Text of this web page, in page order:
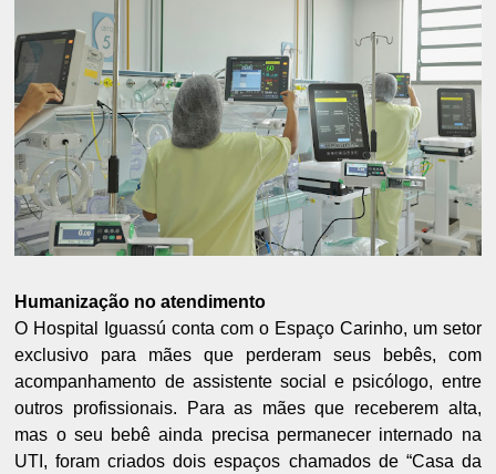
Humanização no atendimento
O Hospital Iguassú conta com o Espaço Carinho, um setor
exclusivo para mães que perderam seus bebês, com
acompanhamento de assistente social e psicólogo, entre
outros profissionais. Para as mães que receberem alta,
mas o seu bebê ainda precisa permanecer internado na
UTI, foram criados dois espaços chamados de “Casa da